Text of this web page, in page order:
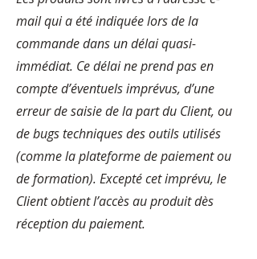
mail qui a été indiquée lors de la
commande dans un délai quasi-
immédiat. Ce délai ne prend pas en
compte d’éventuels imprévus, d’une
erreur de saisie de la part du Client, ou
de bugs techniques des outils utilisés
(comme la plateforme de paiement ou
de formation). Excepté cet imprévu, le
Client obtient l’accès au produit dès
réception du paiement.